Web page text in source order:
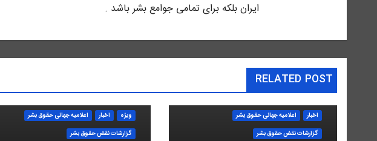
ايران بلكه براى تمامى جوامع بشر باشد .
RELATED POST
اخبار
اعلاميه جهانی حقوق بشر
گزارشات نقض حقوق بشر
ویژه اخبار
اعلاميه جهانی حقوق بشر
گزارشات نقض حقوق بشر